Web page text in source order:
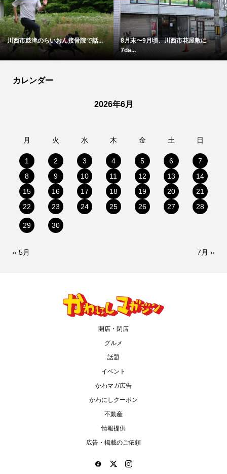
川西市鼓滝のらいおん接骨院で話...
8月末〜9月頃、川西市花屋敷に
7da...
カレンダー
2026年6月
月 火 水 木 金 土 日
1 2 3 4 5 6
7
8
9 10 11 12 13
14
15
16 17 18 19 20
21
22
23 24 25 26 27 28
29 30
« 5月 7月 »
開店・閉店
グルメ
話題
イベント
かわマガ広告
かわにしクーポン
不動産
情報提供
広告・掲載のご依頼